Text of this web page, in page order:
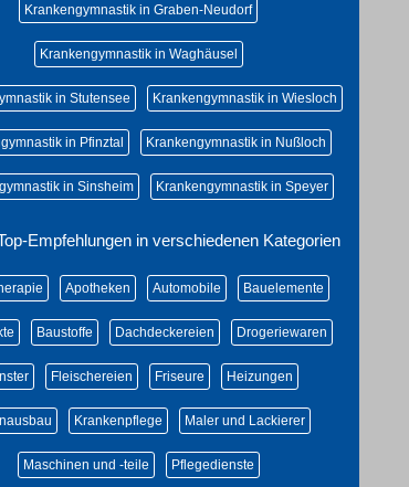
Krankengymnastik in Graben-Neudorf
Krankengymnastik in Waghäusel
in Stutensee Krankengymnastik in Wiesloch
in Pfinztal Krankengymnastik in Nußloch
in Sinsheim Krankengymnastik in Speyer
Empfehlungen in verschiedenen Kategorien
Apotheken Automobile Bauelemente
Baustoffe Dachdeckereien Drogeriewaren
Fleischereien Friseure Heizungen
Krankenpflege Maler und Lackierer
Maschinen und -teile Pflegedienste